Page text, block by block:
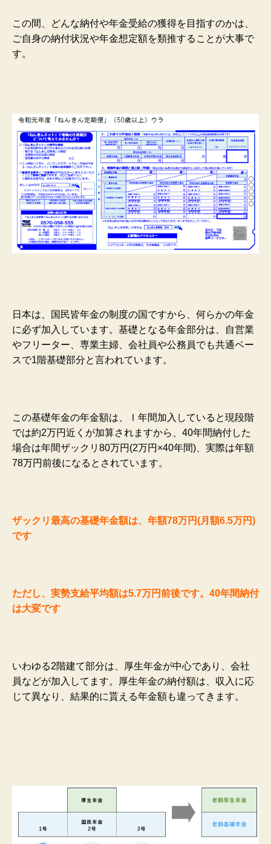
この間、どんな納付や年金受給の獲得を目指すのかは、
ご自身の納付状況や年金想定額を類推することが大事で
す。
日本は、国民皆年金の制度の国ですから、何らかの年金
に必ず加入しています。基礎となる年金部分は、自営業
やフリーター、専業主婦、会社員や公務員でも共通ベー
スで1階基礎部分と言われています。
この基礎年金の年金額は、Ⅰ年間加入していると現段階
では約2万円近くが加算されますから、40年間納付した
場合は年間ザックリ80万円(2万円×40年間)、実際は年額
78万円前後になるとされています。
ザックリ最高の基礎年金額は、年額78万円(月額6.5万円)
です
ただし、実勢支給平均額は5.7万円前後です。40年間納付
は大変です
いわゆる2階建て部分は、厚生年金が中心であり、会社
員などが加入してます。厚生年金の納付額は、収入に応
じて異なり、結果的に貰える年金額も違ってきます。